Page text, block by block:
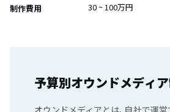
制作費用
30 ~ 100万円
予算別オウンドメディ
オウンドメディアとは、自社で運